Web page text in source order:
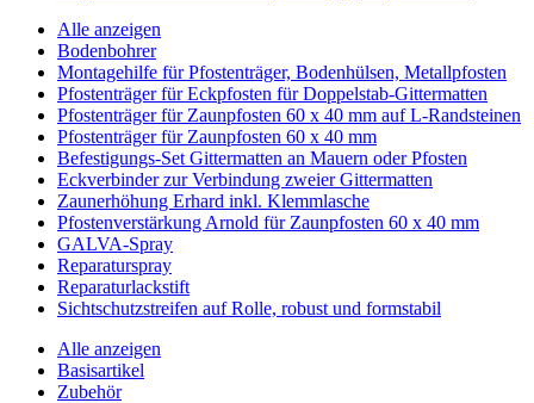
Alle anzeigen
Bodenbohrer
Montagehilfe für Pfostenträger, Bodenhülsen, Metallpfosten
Pfostenträger für Eckpfosten für Doppelstab-Gittermatten
Pfostenträger für Zaunpfosten 60 x 40 mm auf L-Randsteinen
Pfostenträger für Zaunpfosten 60 x 40 mm
Befestigungs-Set Gittermatten an Mauern oder Pfosten
Eckverbinder zur Verbindung zweier Gittermatten
Zaunerhöhung Erhard inkl. Klemmlasche
Pfostenverstärkung Arnold für Zaunpfosten 60 x 40 mm
GALVA-Spray
Reparaturspray
Reparaturlackstift
Sichtschutzstreifen auf Rolle, robust und formstabil
Alle anzeigen
Basisartikel
Zubehör